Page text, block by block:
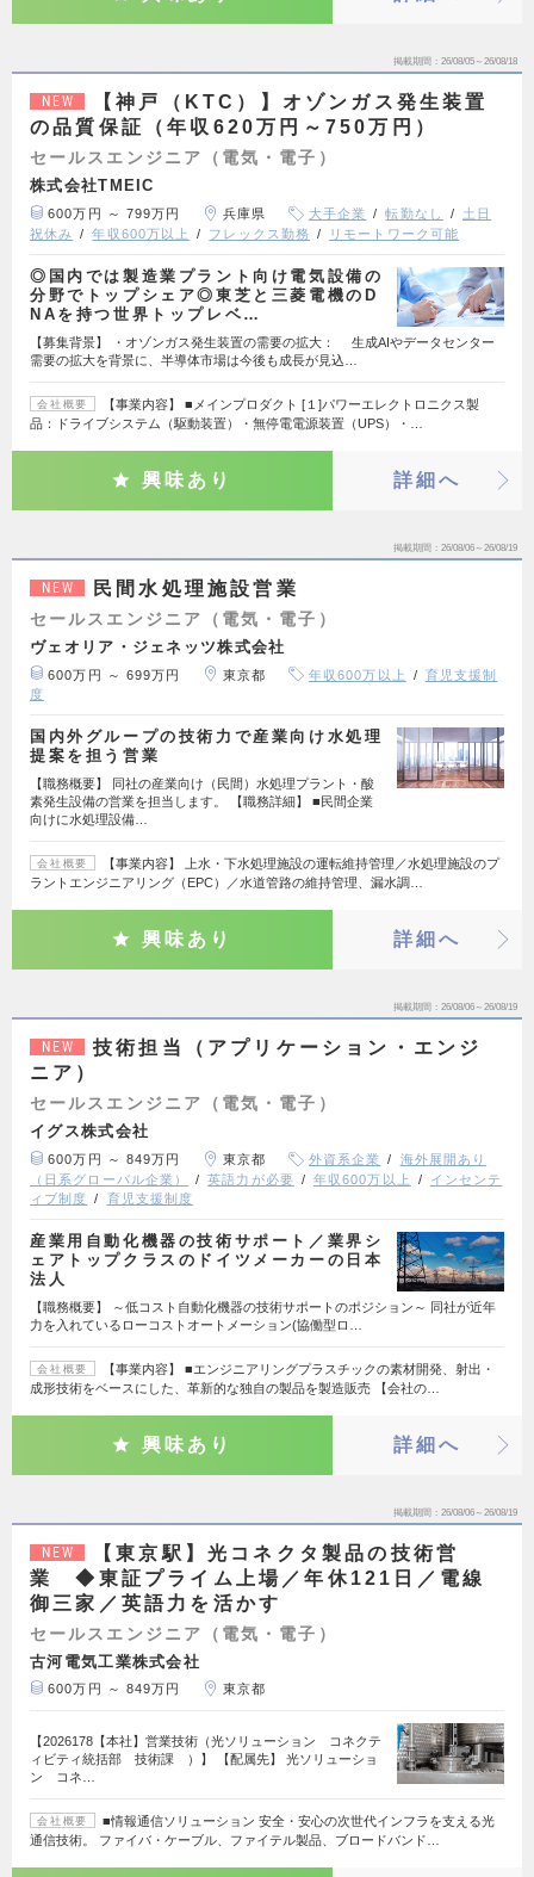
掲載期間 26/08/05～26/08/18
NEW
【神戸（KTC）】オゾンガス発生装置
の品質保証（年収620万円～750万円）
セールスエンジニア（電気・電子）
株式会社TMEIC
600万円 ～ 799万円 兵庫県 大手企業 転勤なし
土日
祝休み
年収600万以上 フレックス勤務 リモートワーク可能
◎国内では製造業プラント向け電気設備の
分野でトップシェア◎東芝と三菱電機のD
NAを持つ世界トップレベ…
【募集背景】 ・オゾンガス発生装置の需要の拡大： 生成AIやデータセンター
需要の拡大を背景に、半導体市場は今後も成長が見込…
会社概要
【事業内容】 ■メインプロダクト [１]パワーエレクトロニクス製
品：ドライブシステム（駆動装置）・無停電電源装置（UPS）・…
興味あり 詳細へ
掲載期間 26/08/06～26/08/19
NEW 民間水処理施設営業
セールスエンジニア（電気・電子）
ヴェオリア・ジェネッツ株式会社
600万円 ～ 699万円 東京都 年収600万以上
育児支援制
度
国内外グループの技術力で産業向け水処理
提案を担う営業
【職務概要】 同社の産業向け（民間）水処理プラント・酸
素発生設備の営業を担当します。 【職務詳細】 ■民間企業
向けに水処理設備…
会社概要
【事業内容】 上水・下水処理施設の運転維持管理／水処理施設のプ
ラントエンジニアリング（EPC）／水道管路の維持管理、漏水調…
興味あり 詳細へ
掲載期間 26/08/06～26/08/19
NEW
技術担当（アプリケーション・エンジ
ニア）
セールスエンジニア（電気・電子）
イグス株式会社
600万円 ～ 849万円 東京都 外資系企業
海外展開あり
（日系グローバル企業）
英語力が必要 年収600万以上
インセンテ
ィブ制度
育児支援制度
産業用自動化機器の技術サポート／業界シ
ェアトップクラスのドイツメーカーの日本
法人
【職務概要】 ～低コスト自動化機器の技術サポートのポジション～ 同社が近年
力を入れているローコストオートメーション(協働型ロ…
会社概要
【事業内容】 ■エンジニアリングプラスチックの素材開発、射出・
成形技術をベースにした、革新的な独自の製品を製造販売 【会社の…
興味あり 詳細へ
掲載期間 26/08/06～26/08/19
NEW
【東京駅】光コネクタ製品の技術営
業 ◆東証プライム上場／年休121日／電線
御三家／英語力を活かす
セールスエンジニア（電気・電子）
古河電気工業株式会社
600万円 ～ 849万円 東京都
【2026178【本社】営業技術（光ソリューション コネクテ
ィビティ統括部 技術課 ）】 【配属先】 光ソリューショ
ン コネ…
会社概要
■情報通信ソリューション 安全・安心の次世代インフラを支える光
通信技術。 ファイバ・ケーブル、ファイテル製品、ブロードバンド…